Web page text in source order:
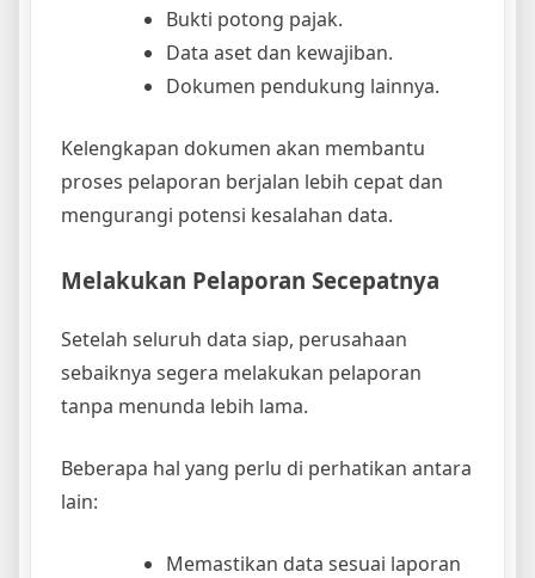
Bukti potong pajak.
Data aset dan kewajiban.
Dokumen pendukung lainnya.
Kelengkapan dokumen akan membantu
proses pelaporan berjalan lebih cepat dan
mengurangi potensi kesalahan data.
Melakukan Pelaporan Secepatnya
Setelah seluruh data siap, perusahaan
sebaiknya segera melakukan pelaporan
tanpa menunda lebih lama.
Beberapa hal yang perlu di perhatikan antara
lain:
Memastikan data sesuai laporan